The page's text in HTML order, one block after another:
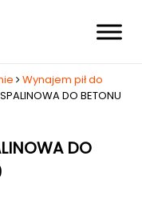
Wynajem pił do
DO BETONU
DO